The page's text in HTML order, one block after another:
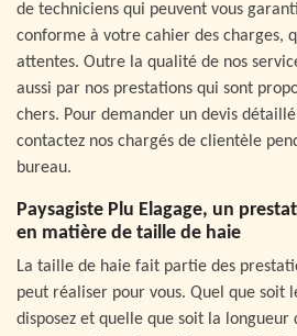
de techniciens qui peuvent vous
conforme à votre cahier des charges,
attentes. Outre la qualité de nos
aussi par nos prestations qui sont
chers. Pour demander un devis
contactez nos chargés de clientèle
bureau.
Paysagiste Plu Elagage, un
en matière de taille de haie
La taille de haie fait partie des
peut réaliser pour vous. Quel que soit
disposez et quelle que soit la longueur